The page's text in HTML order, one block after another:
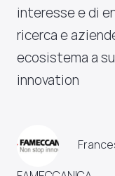
interesse e di
ricerca e
ecosistema a
innovation